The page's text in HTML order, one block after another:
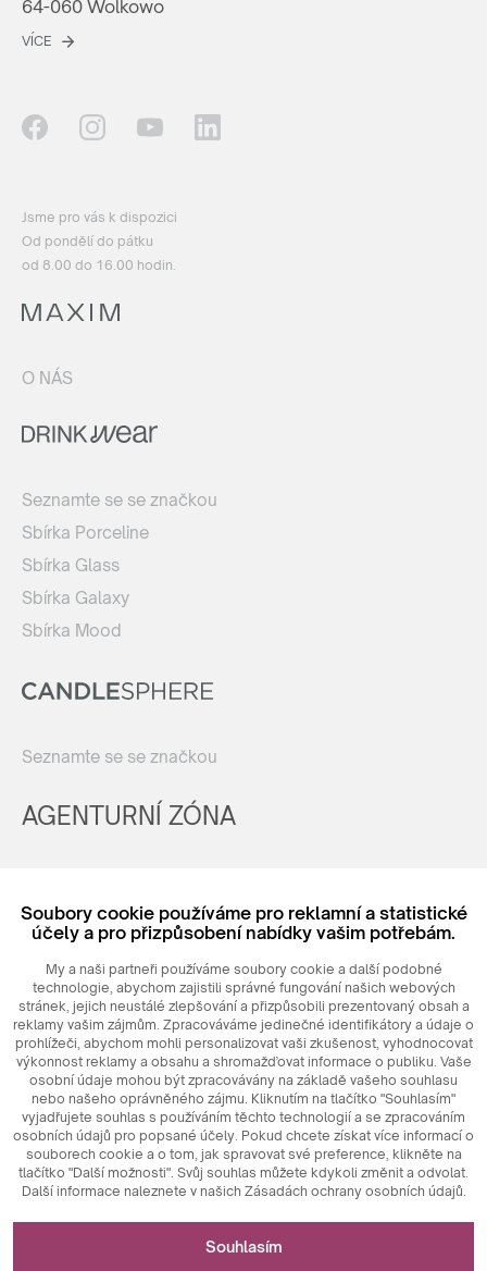
64-060 Wolkowo
VÍCE
Jsme pro vás k dispozici
Od pondělí do pátku
od 8.00 do 16.00 hodin.
O NÁS
Seznamte se se značkou
Sbírka Porceline
Sbírka Glass
Sbírka Galaxy
Sbírka Mood
Seznamte se se značkou
AGENTURNÍ ZÓNA
Login
© 2026MAXIM Ceramics Sp. z o. o.
Soubory cookie používáme pro reklamní a statistické
účely a pro přizpůsobení nabídky vašim potřebám.
My a naši partneři používáme soubory cookie a další podobné
technologie, abychom zajistili správné fungování našich webových
stránek, jejich neustálé zlepšování a přizpůsobili prezentovaný obsah a
reklamy vašim zájmům. Zpracováváme jedinečné identifikátory a údaje o
prohlížeči, abychom mohli personalizovat vaši zkušenost, vyhodnocovat
výkonnost reklamy a obsahu a shromažďovat informace o publiku. Vaše
osobní údaje mohou být zpracovávány na základě vašeho souhlasu
nebo našeho oprávněného zájmu. Kliknutím na tlačítko "Souhlasím"
vyjadřujete souhlas s používáním těchto technologií a se zpracováním
osobních údajů pro popsané účely. Pokud chcete získat více informací o
souborech cookie a o tom, jak spravovat své preference, klikněte na
tlačítko "Další možnosti". Svůj souhlas můžete kdykoli změnit a odvolat.
Další informace naleznete v našich Zásadách ochrany osobních údajů.
Nezbytné pro fungování webových stránek
Souhlasím